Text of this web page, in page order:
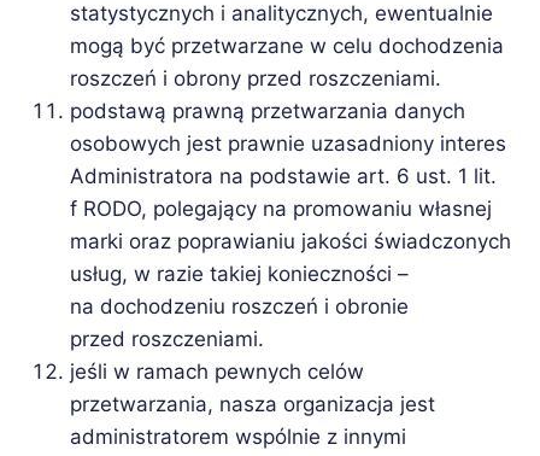
statystycznych i analitycznych, ewentualnie
mogą być przetwarzane w celu dochodzenia
roszczeń i obrony przed roszczeniami.
podstawą prawną przetwarzania danych
osobowych jest prawnie uzasadniony interes
Administratora na podstawie art. 6 ust. 1 lit.
f RODO, polegający na promowaniu własnej
marki oraz poprawianiu jakości świadczonych
usług, w razie takiej konieczności –
na dochodzeniu roszczeń i obronie
przed roszczeniami.
jeśli w ramach pewnych celów
przetwarzania, nasza organizacja jest
administratorem wspólnie z innymi